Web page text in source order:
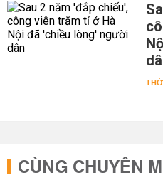
CÙNG CHUYÊN